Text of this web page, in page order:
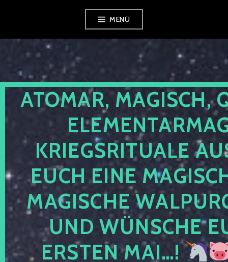
springen
MENÜ
ATOMAR, MAGISCH,
KRIEGSRITUALE
EUCH EINE
MAGISCHE
UND WÜNSCHE
ERSTEN MAI…!